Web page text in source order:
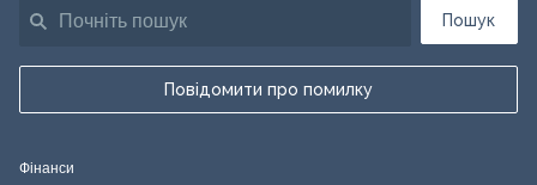
Пошук
Повідомити про помилку
Фінанси